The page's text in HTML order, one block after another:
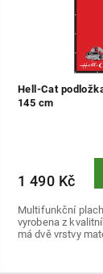
Hell-Cat
145 cm
1 490 Kč
Multifunkční
vyrobena z
má dvě vrstvy